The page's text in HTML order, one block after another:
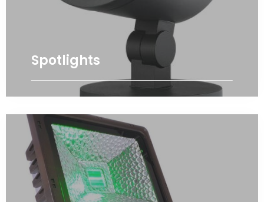
Spotlights